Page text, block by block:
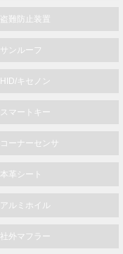
盗難防止装置
サンルーフ
HID/キセノン
スマートキー
コーナーセンサ
本革シート
アルミホイル
社外マフラー